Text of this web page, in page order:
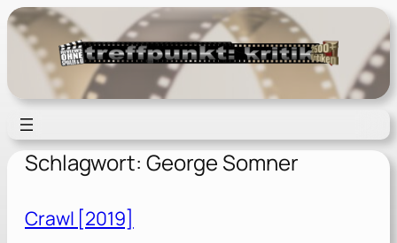
Zum
Inhalt
springen
Schlagwort: George Somner
Crawl [2019]